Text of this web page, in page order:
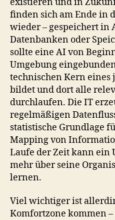
finden sich am Ende in
wieder – gespeichert in
Datenbanken oder
sollte eine AI von
Umgebung
technischen Kern eines
bildet und dort alle
durchlaufen. Die IT
regelmäßigen
statistische Grundlage
Mapping von
Laufe der Zeit kann ein
mehr über seine
lernen.
Viel wichtiger ist
Komfortzone kommen